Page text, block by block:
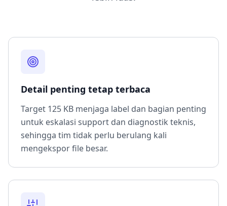
Detail penting tetap terbaca
Target 125 KB menjaga label dan bagian penting
untuk eskalasi support dan diagnostik teknis,
sehingga tim tidak perlu berulang kali
mengekspor file besar.